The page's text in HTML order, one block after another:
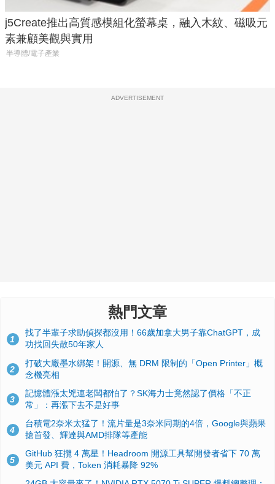
j5Create推出高質感模組化螢幕桌，融入木紋、磁吸元
素兼顧美觀與實用
半導體/電子產業
ADVERTISEMENT
熱門文章
1
找了半輩子求助偵探都沒用！66歲加拿大男子靠ChatGPT，成
功找回失散50年家人
2
打破大廠墨水綁架！開源、無 DRM 限制的「Open Printer」概
念機亮相
3
記憶體漲太兇連老闆都怕了？SK海力士竟然認了價格「不正
常」：再漲下去不是好事
4
台積電2奈米太猛了！流片量是3奈米同期的4倍，Google與蘋果
搶首發、輝達與AMD排隊等產能
5
GitHub 狂攬 4 萬星！Headroom 開源工具幫開發者省下 70 萬
美元 API 費，Token 消耗暴降 92%